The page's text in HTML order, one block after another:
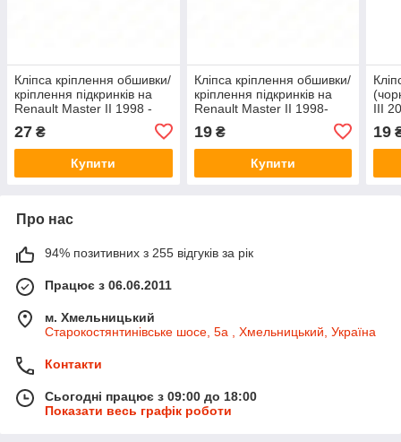
Кліпса кріплення обшивки/
кріплення підкринків на
Renault Master II 1998 -
C1520
27 ₴
Купити
Кліпса кріплення обшивки/
кріплення підкринків на
Renault Master II 1998-
C1556
19₴
Купити
III
19
Про нас
94% позитивних з 255 відгуків за рік
Працює з 06.06.2011
м. Хмельницький
Старокостянтинівське шосе, 5а , Хмельницький, Україна
Контакти
Сьогодні працює з 09:00 до 18:00
Показати весь графік роботи